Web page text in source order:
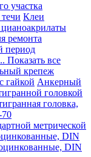
участка
Клеи
ремонта
период
Показать все
крепеж
гайкой Анкерный
головкой
головка,
метрической
DIN
DIN